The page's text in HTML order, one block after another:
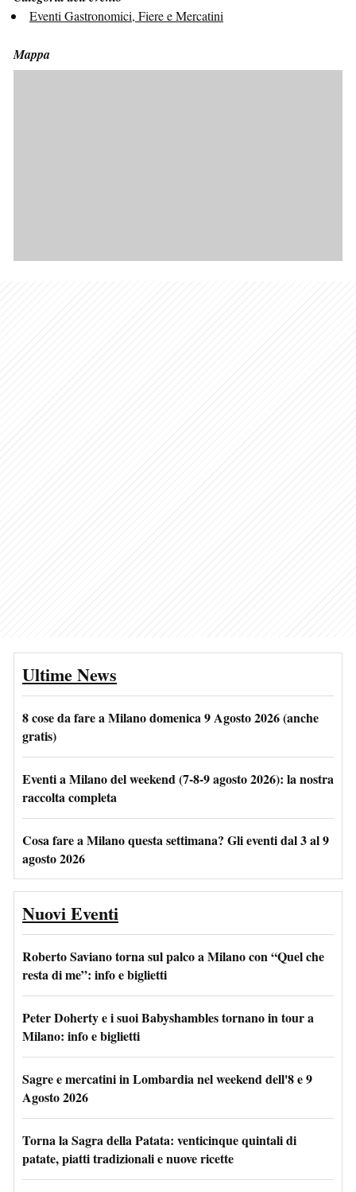
Eventi Gastronomici, Fiere e Mercatini
Mappa
Ultime News
8 cose da fare a Milano domenica 9 Agosto 2026 (anche
gratis)
Eventi a Milano del weekend (7-8-9 agosto 2026): la nostra
raccolta completa
Cosa fare a Milano questa settimana? Gli eventi dal 3 al 9
agosto 2026
Nuovi Eventi
Roberto Saviano torna sul palco a Milano con “Quel che
resta di me”: info e biglietti
Peter Doherty e i suoi Babyshambles tornano in tour a
Milano: info e biglietti
Sagre e mercatini in Lombardia nel weekend dell'8 e 9
Agosto 2026
Torna la Sagra della Patata: venticinque quintali di
patate, piatti tradizionali e nuove ricette